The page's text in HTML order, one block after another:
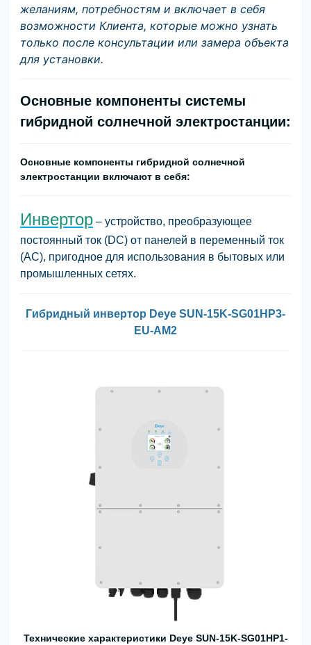
желаниям, потребностям и включает в себя
возможности Клиента, которые можно узнать
только после консультации или замера объекта
для установки.
Основные компоненты системы
гибридной солнечной электростанции:
Основные компоненты гибридной солнечной
электростанции включают в себя:
Инвертор – устройство, преобразующее
постоянный ток (DC) от панелей в переменный ток
(AC), пригодное для использования в бытовых или
промышленных сетях.
Гибридный инвертор Deye SUN-15K-SG01HP3-
EU-AM2
Технические характеристики Deye SUN-15K-SG01HP1-